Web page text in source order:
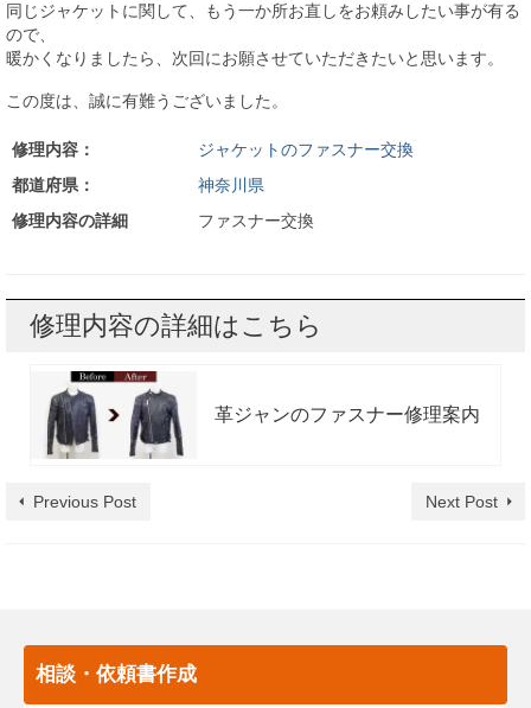
同じジャケットに関して、もう一か所お直しをお頼みしたい事が有る
ので、
暖かくなりましたら、次回にお願させていただきたいと思います。
この度は、誠に有難うございました。
修理内容：
ジャケットのファスナー交換
都道府県：
神奈川県
修理内容の詳細
ファスナー交換
修理内容の詳細はこちら
革ジャンのファスナー修理案内
Previous Post Next Post
相談・依頼書作成